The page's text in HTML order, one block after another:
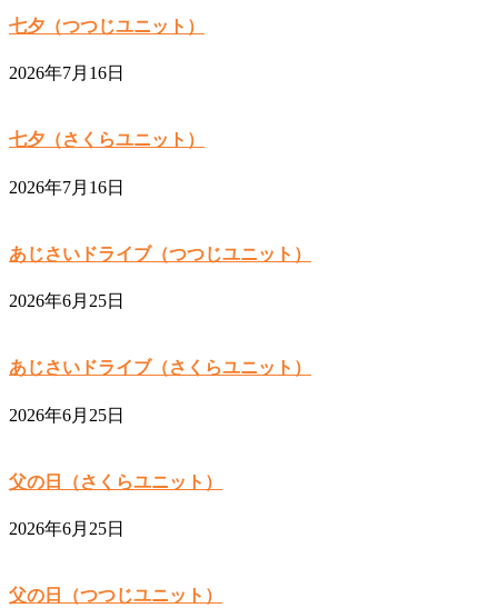
七夕（つつじユニット）
2026年7月16日
七夕（さくらユニット）
2026年7月16日
あじさいドライブ（つつじユニット）
2026年6月25日
あじさいドライブ（さくらユニット）
2026年6月25日
父の日（さくらユニット）
2026年6月25日
父の日（つつじユニット）